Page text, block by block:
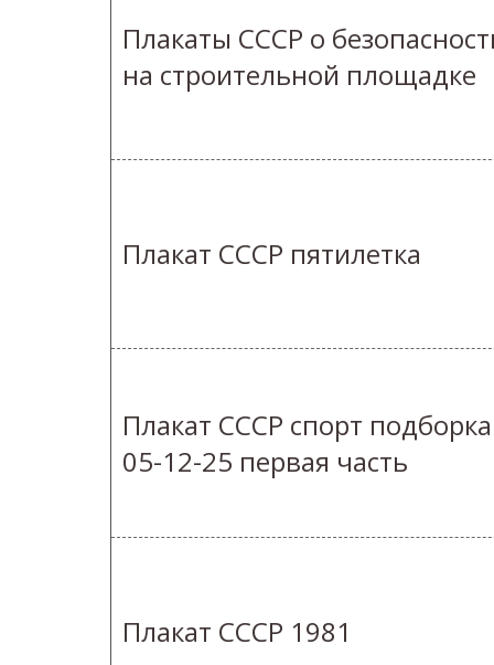
Плакаты СССР о
на строительной площадке
Плакат СССР пятилетка
Плакат СССР спорт подборка
05-12-25 первая часть
Плакат СССР 1981